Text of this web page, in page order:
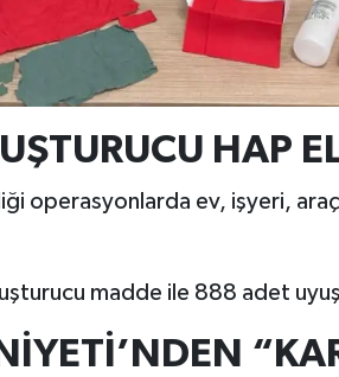
HAP
operasyonlarda ev, işyeri,
madde ile 888 adet